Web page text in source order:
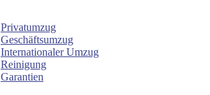
Privatumzug
Geschäftsumzug
Internationaler Umzug
Reinigung
Garantien